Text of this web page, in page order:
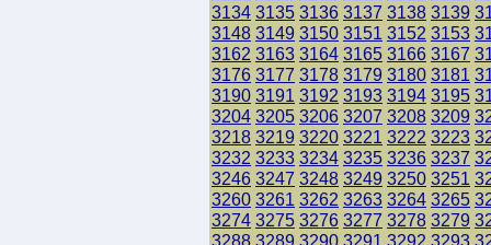
3134 3135 3136 3137 3138 3139
3148 3149 3150 3151 3152 3153
3162 3163 3164 3165 3166 3167
3176 3177 3178 3179 3180 3181
3190 3191 3192 3193 3194 3195
3204 3205 3206 3207 3208 3209
3218 3219 3220 3221 3222 3223
3232 3233 3234 3235 3236 3237
3246 3247 3248 3249 3250 3251
3260 3261 3262 3263 3264 3265
3274 3275 3276 3277 3278 3279
3288 3289 3290 3291 3292 3293